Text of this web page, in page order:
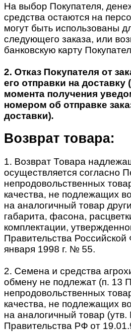
На выбор Покупателя,
средства остаются на
могут быть использованы
следующего заказа, или
банковскую карту
2. Отказ Покупателя от
его отправки на доставку
момента получения
номером об отправке
доставки).
Возврат товара:
1. Возврат Товара
осуществляется согласно
непродовольственных
качества, не подлежащих
на аналогичный товар
габарита, фасона,
комплектации,
Правительства
января 1998 г. № 55.
2. Семена и средства
обмену не подлежат (п. 13
непродовольственных
качества, не подлежащих
на аналогичный товар
Правительства РФ от